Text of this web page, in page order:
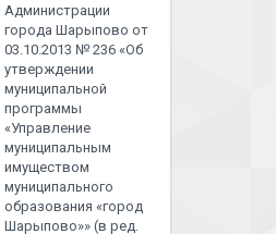
Администрации
города Шарыпово от
03.10.2013 № 236 «Об
утверждении
муниципальной
программы
«Управление
муниципальным
имуществом
муниципального
образования «город
Шарыпово»» (в ред.